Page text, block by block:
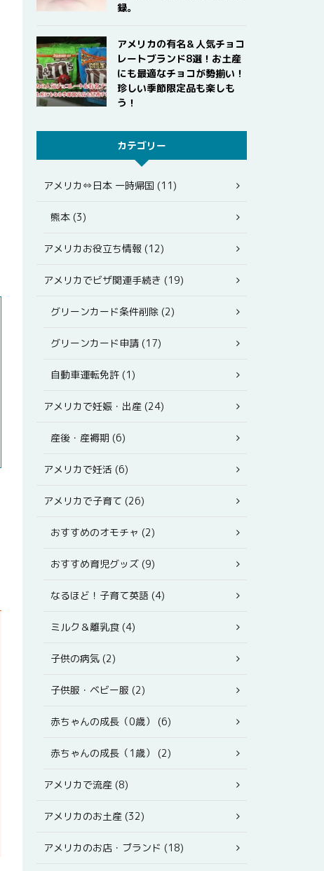
録。
アメリカの有名＆人気チョコ
レートブランド8選！お土産
にも最適なチョコが勢揃い！
珍しい季節限定品も楽しも
う！
カテゴリー
アメリカ⇔日本 一時帰国 (11)
熊本 (3)
アメリカお役立ち情報 (12)
アメリカでビザ関連手続き (19)
グリーンカード条件削除 (2)
グリーンカード申請 (17)
自動車運転免許 (1)
アメリカで妊娠・出産 (24)
産後・産褥期 (6)
アメリカで妊活 (6)
アメリカで子育て (26)
おすすめのオモチャ (2)
おすすめ育児グッズ (9)
なるほど！子育て英語 (4)
ミルク＆離乳食 (4)
子供の病気 (2)
子供服・ベビー服 (2)
赤ちゃんの成長（0歳） (6)
赤ちゃんの成長（1歳） (2)
アメリカで流産 (8)
アメリカのお土産 (32)
アメリカのお店・ブランド (18)